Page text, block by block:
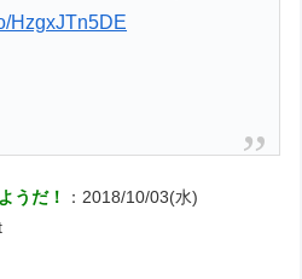
HzgxJTn5DE
うだ！
：2018/10/03(水)